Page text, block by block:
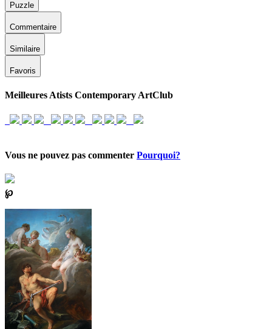
Puzzle
Commentaire
Similaire
Favoris
Meilleures Atists Contemporary ArtClub
Vous ne pouvez pas commenter Pourquoi?
℘